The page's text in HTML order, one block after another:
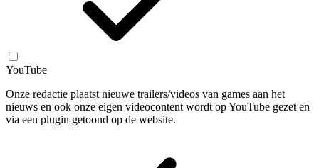
YouTube
Onze redactie plaatst nieuwe trailers/videos van games aan het
nieuws en ook onze eigen videocontent wordt op YouTube gezet en
via een plugin getoond op de website.